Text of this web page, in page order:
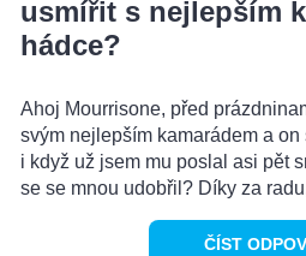
usmířit s nejlepším
hádce?
Ahoj Mourrisone, před
svým nejlepším kamarádem a
i když už jsem mu poslal asi pět
se se mnou udobřil? Díky za
ČÍST